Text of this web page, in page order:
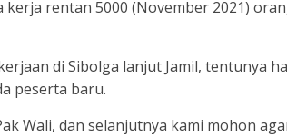
kerja rentan 5000 (November 2021)
di Sibolga lanjut Jamil, tentunya
peserta baru.
Wali, dan selanjutnya kami mohon